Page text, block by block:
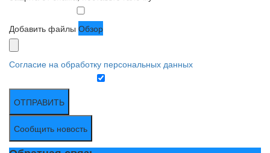
Добавить файлы Обзор
Согласие на обработку персональных данных
ОТПРАВИТЬ
Сообщить новость